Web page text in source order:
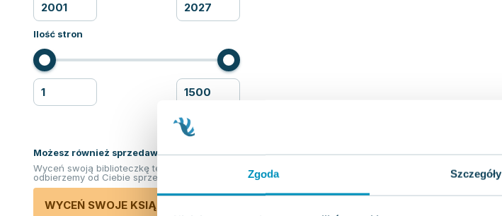
Zgoda Szczegóły
Ilość stron
Możesz również sprzedawać ksiązki!
Wyceń swoją biblioteczkę teraz. Odkupimy i
odbierzemy od Ciebie sprzedane książki.
WYCEŃ SWOJE KSIĄŻKI